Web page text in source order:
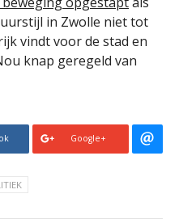
in Zwolle niet tot
vindt voor de stad en
knap geregeld van
Google+